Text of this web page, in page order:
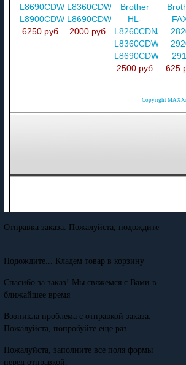
L8690CDW/
L8900CDW
6250 руб
L8360CDW/
L8690CDW
2000 руб
Brother
HL-
L8260CDN/
L8360CDW/
L8690CDW
2500 руб
625
Copyright
Отправка заказа. Пожалуйста, подождите
Подождите... Кладем товар в корзину
Спасибо за заказ! Мы свяжемся с Вами в
ближайшее время
Возникла проблема с отправкой заказа.
Пожалуйста, попробуйте еще раз.
Пожалуйста, заполните все поля формы
перед отправкой.